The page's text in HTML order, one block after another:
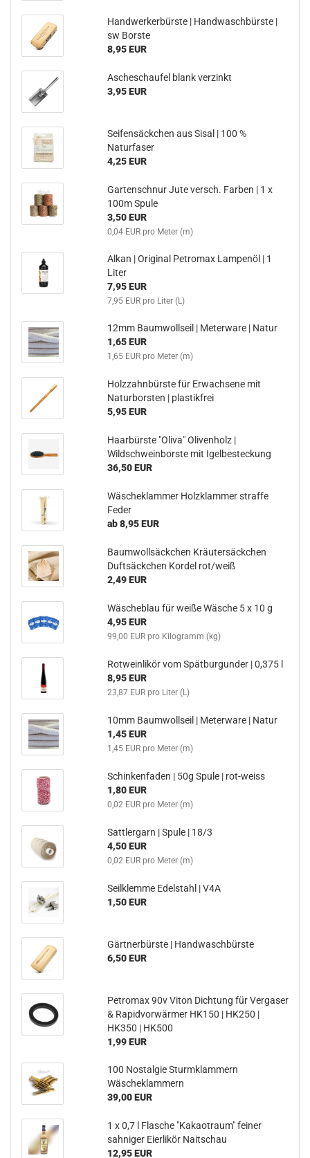
Handwerkerbürste | Handwaschbürste |
sw Borste
8,95 EUR
Ascheschaufel blank verzinkt
3,95 EUR
Seifensäckchen aus Sisal | 100 %
Naturfaser
4,25 EUR
Gartenschnur Jute versch. Farben | 1 x
100m Spule
3,50 EUR
0,04 EUR pro Meter (m)
Alkan | Original Petromax Lampenöl | 1
Liter
7,95 EUR
7,95 EUR pro Liter (L)
12mm Baumwollseil | Meterware | Natur
1,65 EUR
1,65 EUR pro Meter (m)
Holzzahnbürste für Erwachsene mit
Naturborsten | plastikfrei
5,95 EUR
Haarbürste "Oliva" Olivenholz |
Wildschweinborste mit Igelbesteckung
36,50 EUR
Wäscheklammer Holzklammer straffe
Feder
ab 8,95 EUR
Baumwollsäckchen Kräutersäckchen
Duftsäckchen Kordel rot/weiß
2,49 EUR
Wäscheblau für weiße Wäsche 5 x 10 g
4,95 EUR
99,00 EUR pro Kilogramm (kg)
Rotweinlikör vom Spätburgunder | 0,375 l
8,95 EUR
23,87 EUR pro Liter (L)
10mm Baumwollseil | Meterware | Natur
1,45 EUR
1,45 EUR pro Meter (m)
Schinkenfaden | 50g Spule | rot-weiss
1,80 EUR
0,02 EUR pro Meter (m)
Sattlergarn | Spule | 18/3
4,50 EUR
0,02 EUR pro Meter (m)
Seilklemme Edelstahl | V4A
1,50 EUR
Gärtnerbürste | Handwaschbürste
6,50 EUR
Petromax 90v Viton Dichtung für Vergaser
& Rapidvorwärmer HK150 | HK250 |
HK350 | HK500
1,99 EUR
100 Nostalgie Sturmklammern
Wäscheklammern
39,00 EUR
1 x 0,7 l Flasche "Kakaotraum" feiner
sahniger Eierlikör Naitschau
12,95 EUR